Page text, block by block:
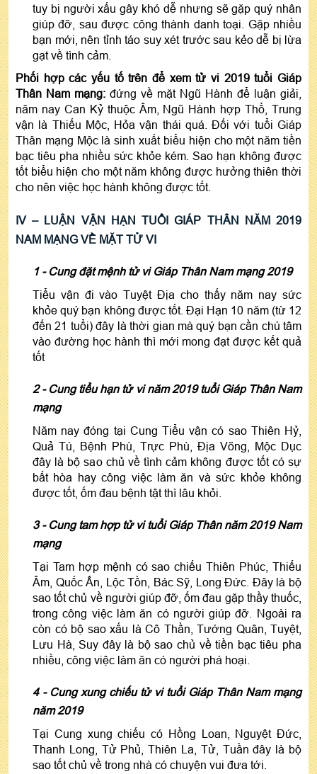
tuy bị người xấu gây khó dễ nhưng sẽ gặp quý nhân
giúp đỡ, sau được công thành danh toại. Gặp nhiều
bạn mới, nên tỉnh táo suy xét trước sau kẻo dễ bị lừa
gạt về tình cảm.
Phối hợp các yếu tố trên để xem tử vi 2019 tuổi Giáp
Thân Nam mạng: đứng về mặt Ngũ Hành để luận giải,
năm nay Can Kỷ thuộc Âm, Ngũ Hành hợp Thổ, Trung
vận là Thiếu Mộc, Hỏa vận thái quá. Đối với tuổi Giáp
Thân mạng Mộc là sinh xuất biểu hiện cho một năm tiền
bạc tiêu pha nhiều sức khỏe kém. Sao hạn không được
tốt biểu hiện cho một năm không được hưởng thiên thời
cho nên việc học hành không được tốt.
IV – LUẬN VẬN HẠN TUỔI GIÁP THÂN NĂM 2019
NAM MẠNG VỀ MẶT TỬ VI
1 - Cung đặt mệnh tử vi Giáp Thân Nam mạng 2019
Tiểu vận đi vào Tuyệt Địa cho thấy năm nay sức
khỏe quý bạn không được tốt. Đại Hạn 10 năm (từ 12
đến 21 tuổi) đây là thời gian mà quý bạn cần chú tâm
vào đường học hành thì mới mong đạt được kết quả
tốt
2 - Cung tiểu hạn tử vi năm 2019 tuổi Giáp Thân Nam
mạng
Năm nay đóng tại Cung Tiểu vận có sao Thiên Hỷ,
Quả Tú, Bệnh Phù, Trực Phù, Địa Võng, Mộc Dục
đây là bộ sao chủ về tình cảm không được tốt có sự
bất hòa hay công việc làm ăn và sức khỏe không
được tốt, ốm đau bệnh tật thì lâu khỏi.
3 - Cung tam hợp tử vi tuổi Giáp Thân năm 2019 Nam
mạng
Tại Tam hợp mệnh có sao chiếu Thiên Phúc, Thiếu
Âm, Quốc Ấn, Lộc Tồn, Bác Sỹ, Long Đức. Đây là bộ
sao tốt chủ về người giúp đỡ, ốm đau gặp thầy thuốc,
trong công việc làm ăn có người giúp đỡ. Ngoài ra
còn có bộ sao xấu là Cô Thần, Tướng Quân, Tuyệt,
Lưu Hà, Suy đây là bộ sao chủ về tiền bạc tiêu pha
nhiều, công việc làm ăn có người phá hoại.
4 - Cung xung chiếu tử vi tuổi Giáp Thân Nam mạng
năm 2019
Tại Cung xung chiếu có Hồng Loan, Nguyệt Đức,
Thanh Long, Tử Phủ, Thiên La, Tử, Tuần đây là bộ
sao tốt chủ về trong nhà có chuyện vui đưa tới.